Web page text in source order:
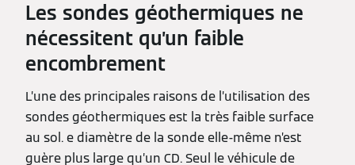
Les sondes géothermiques ne
nécessitent qu’un faible
encombrement
L’une des principales raisons de l’utilisation des
sondes géothermiques est la très faible surface
au sol. e diamètre de la sonde elle-même n’est
guère plus large qu’un CD. Seul le véhicule de